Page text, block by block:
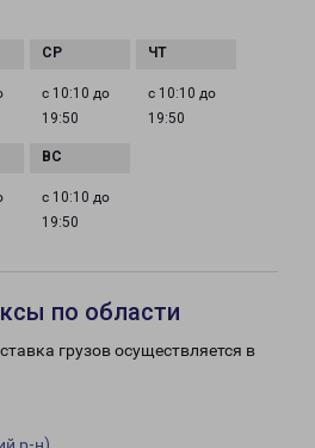
с 10:10 до
19:50
с 10:10 до
19:50
с 10:10 до
19:50
по области
грузов осуществляется в